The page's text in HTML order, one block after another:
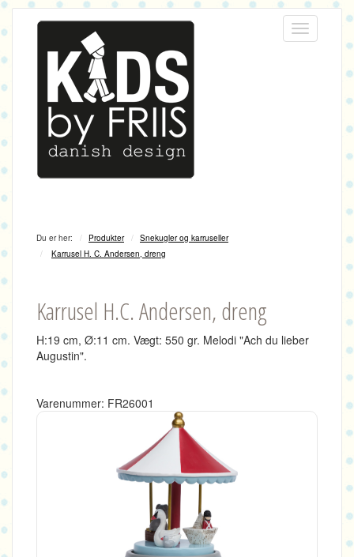
Menu
Du er her: Produkter
Snekugler og karruseller
Karrusel H. C. Andersen, dreng
Karrusel H.C. Andersen, dreng
H:19 cm, Ø:11 cm. Vægt: 550 gr. Melodi "Ach du lieber
Augustin".
Varenummer: FR26001